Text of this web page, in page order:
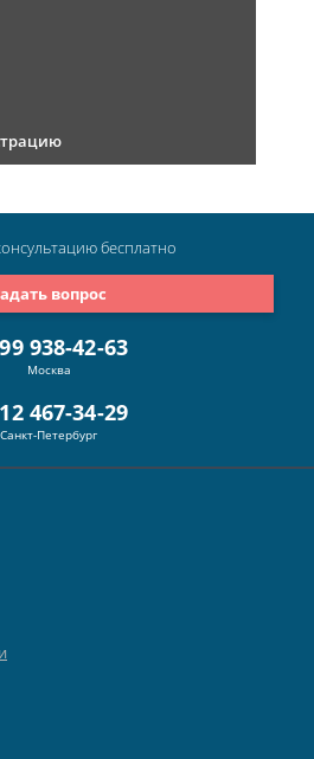
938-42-63
Москва
467-34-29
Санкт-Петербург
вопрос
бесплатно